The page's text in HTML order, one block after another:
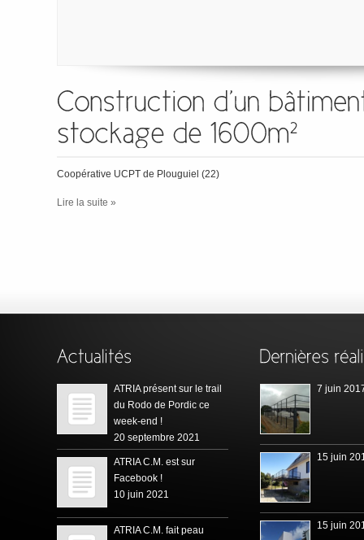
Coopérative UCPT de Plouguiel (22)
Lire la suite »
ATRIA présent sur le trail
du Rodo de Pordic ce
week-end !
20 septembre 2021
ATRIA C.M. est sur
Facebook !
10 juin 2021
ATRIA C.M. fait peau
7 juin
15 juin
15 juin